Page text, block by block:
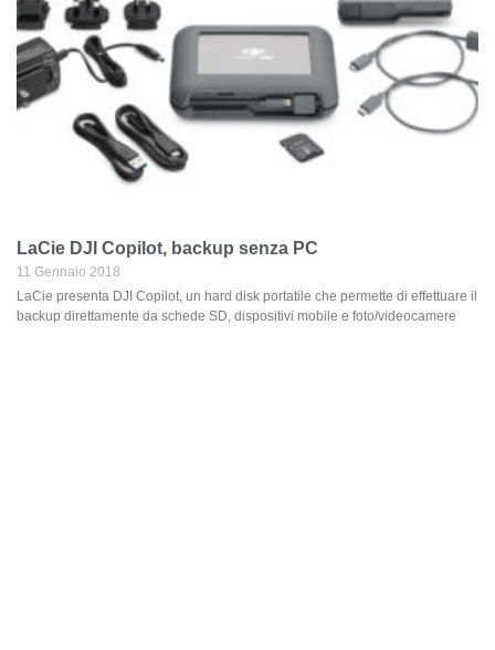
LaCie DJI Copilot, backup senza PC
11 Gennaio 2018
LaCie presenta DJI Copilot, un hard disk portatile che permette di effettuare il
backup direttamente da schede SD, dispositivi mobile e foto/videocamere